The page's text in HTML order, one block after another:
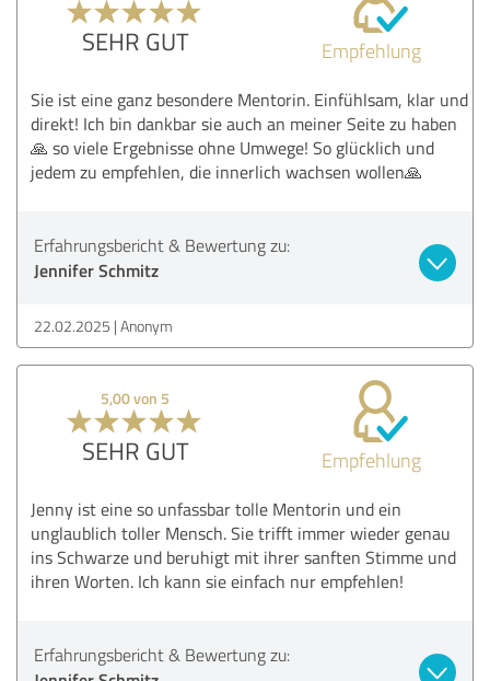
SEHR GUT Empfehlung
Sie ist eine ganz besondere Mentorin. Einfühlsam, klar und
direkt! Ich bin dankbar sie auch an meiner Seite zu haben
🙏 so viele Ergebnisse ohne Umwege! So glücklich und
jedem zu empfehlen, die innerlich wachsen wollen🙏
Erfahrungsbericht & Bewertung zu:
Jennifer Schmitz
22.02.2025 Anonym
5,00 von 5
SEHR GUT Empfehlung
Jenny ist eine so unfassbar tolle Mentorin und ein
unglaublich toller Mensch. Sie trifft immer wieder genau
ins Schwarze und beruhigt mit ihrer sanften Stimme und
ihren Worten. Ich kann sie einfach nur empfehlen!
Erfahrungsbericht & Bewertung zu: